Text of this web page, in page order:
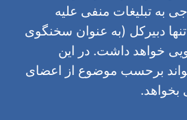
به تبلیغات منفی علیه
دبیرکل (به عنوان سخنگوی
خواهد داشت. در این
برحسب موضوع از اعضای
بخواهد.